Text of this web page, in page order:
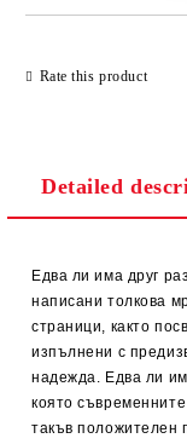
Rate this product
Detailed
Едва ли има друг
написани толкова
страници, както
изпълнени с
надежда. Едва ли
която
такъв положителен